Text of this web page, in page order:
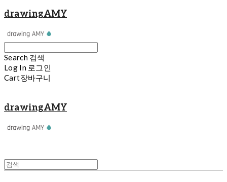
drawingAMY
Search 검색
Log In 로그인
Cart장바구니
drawingAMY